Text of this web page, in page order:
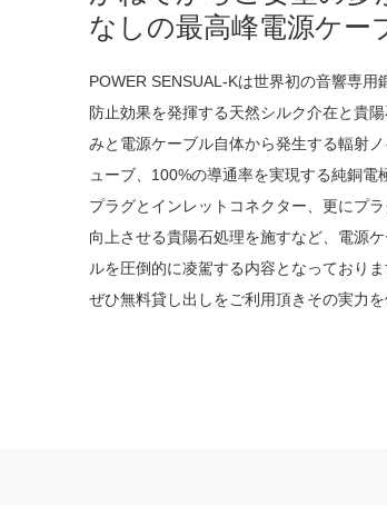
なしの最高峰電源ケー
POWER SENSUAL-Kは世界初の音響専
防止効果を発揮する天然シルク介在と貴
みと電源ケーブル自体から発生する輻射
ューブ、100%の導通率を実現する純銅
プラグとインレットコネクター、更にプ
向上させる貴陽石処理を施すなど、電源
ルを圧倒的に凌駕する内容となっておりま
ぜひ無料貸し出しをご利用頂きその実力を